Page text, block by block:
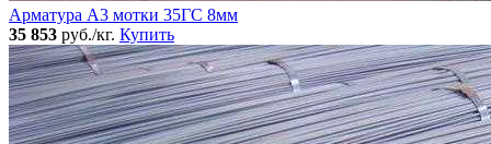
Арматура А3 мотки 35ГС 8мм
35 853 руб./кг. Купить